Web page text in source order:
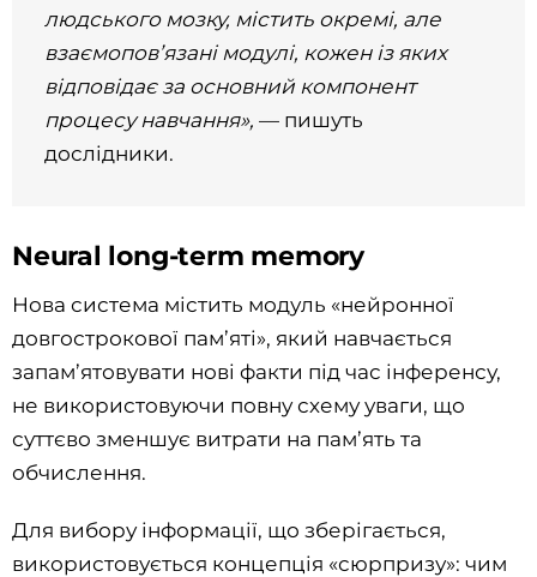
людського мозку, містить окремі, але
взаємопов’язані модулі, кожен із яких
відповідає за основний компонент
процесу навчання»,— пишуть
дослідники.
Neural long-term memory
Нова система містить модуль «нейронної
довгострокової пам’яті», який навчається
запам’ятовувати нові факти під час інференсу,
не використовуючи повну схему уваги, що
суттєво зменшує витрати на пам’ять та
обчислення.
Для вибору інформації, що зберігається,
використовується концепція «сюрпризу»: чим